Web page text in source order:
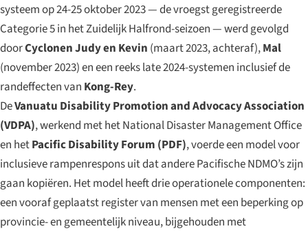
systeem op 24-25 oktober 2023 — de vroegst geregistreerde
Categorie 5 in het Zuidelijk Halfrond-seizoen — werd gevolgd
doorCyclonen Judy en Kevin (maart 2023, achteraf),Mal
(november 2023) en een reeks late 2024-systemen inclusief de
randeffecten van Kong-Rey.
DeVanuatu Disability Promotion and Advocacy Association
(VDPA), werkend met het National Disaster Management Office
en hetPacific Disability Forum (PDF), voerde een model voor
inclusieve rampenrespons uit dat andere Pacifische NDMO’s zijn
gaan kopiëren. Het model heeft drie operationele componenten:
een vooraf geplaatst register van mensen met een beperking op
provincie- en gemeentelijk niveau, bijgehouden met